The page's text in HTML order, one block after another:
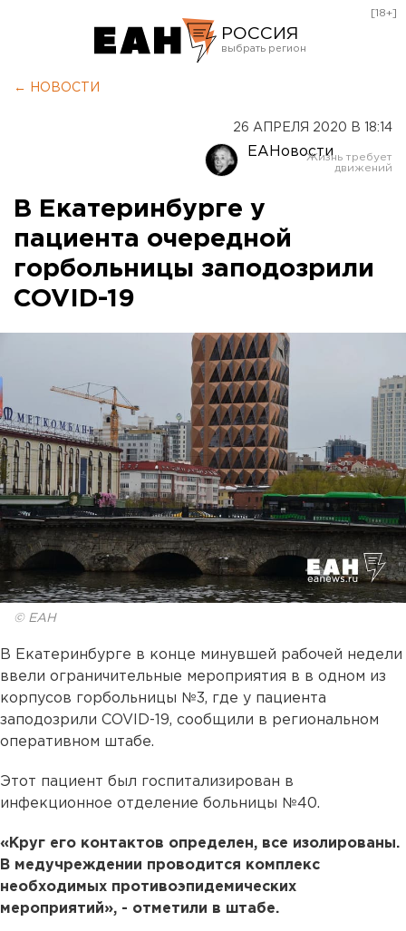
РОССИЯ
Оренбург
[18+]
← НОВОСТИ
26 АПРЕЛЯ 2020 В 18:14
ЕАНовости
В Екатеринбурге у
пациента очередной
горбольницы заподозрили
COVID-19
© ЕАН
В Екатеринбурге в конце минувшей рабочей недели
ввели ограничительные мероприятия в в одном из
корпусов горбольницы №3, где у пациента
заподозрили COVID-19, сообщили в региональном
оперативном штабе.
Этот пациент был госпитализирован в
инфекционное отделение больницы №40.
«Круг его контактов определен, все изолированы.
В медучреждении проводится комплекс
необходимых противоэпидемических
мероприятий», - отметили в штабе.